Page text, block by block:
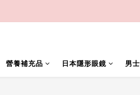
營養補充品 日本隱形眼鏡 男